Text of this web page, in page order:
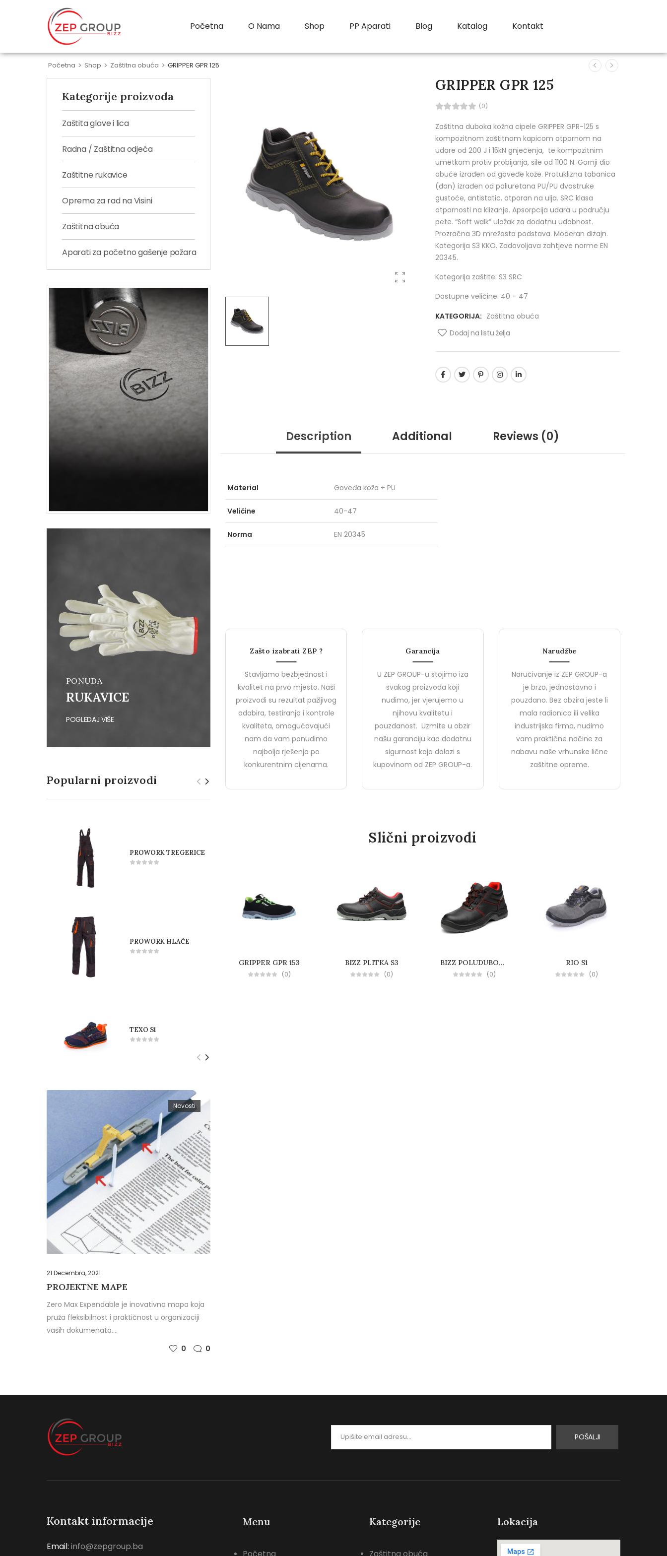
Početna O Nama Shop PP Aparati Blog Katalog Kontakt
Početna > Shop > Zaštitna obuća > GRIPPER GPR 125
Kategorije proizvoda
Zaštita glave i lica
Radna / Zaštitna odjeća
Zaštitne rukavice
Oprema za rad na Visini
Zaštitna obuća
Aparati za početno gašenje požara
PONUDA
RUKAVICE
POGLEDAJ VIŠE
Popularni proizvodi
PROWORK TREGERICE
PROWORK HLAČE
TEXO S1
21 Decembra, 2021
Novosti
PROJEKTNE MAPE
Zero Max Expendable je inovativna mapa koja
pruža fleksibilnost i praktičnost u organizaciji
vaših dokumenata.…
0
0
GRIPPER GPR 125
(0)
Zaštitna duboka kožna cipele GRIPPER GPR-125 s
kompozitnom zaštitnom kapicom otpornom na
udare od 200 J i 15kN gnječenja, te kompozitnim
umetkom protiv probijanja, sile od 1100 N. Gornji dio
obuće izrađen od goveđe kože. Protuklizna tabanica
(đon) izrađen od poliuretana PU/PU dvostruke
gustoće, antistatic, otporan na ulja. SRC klasa
otpornosti na klizanje. Apsorpcija udara u području
pete. “Soft walk” uložak za dodatnu udobnost.
Prozračna 3D mrežasta podstava. Moderan dizajn.
Kategorija S3 KKO. Zadovoljava zahtjeve norme EN
20345.
Kategorija zaštite: S3 SRC
Dostupne veličine: 40 – 47
KATEGORIJA: Zaštitna obuća
Dodaj na listu želja
Description Additional Reviews (0)
Material Goveđa koža + PU
Veličine 40-47
Norma EN 20345
Zašto izabrati ZEP ?
Stavljamo bezbjednost i
kvalitet na prvo mjesto. Naši
proizvodi su rezultat pažljivog
odabira, testiranja i kontrole
kvaliteta, omogućavajući
nam da vam ponudimo
najbolja rješenja po
konkurentnim cijenama.
Garancija
U ZEP GROUP-u stojimo iza
svakog proizvoda koji
nudimo, jer vjerujemo u
njihovu kvalitetu i
pouzdanost. Uzmite u obzir
našu garanciju kao dodatnu
sigurnost koja dolazi s
kupovinom od ZEP GROUP-a.
Narudžbe
Naručivanje iz ZEP GROUP-a
je brzo, jednostavno i
pouzdano. Bez obzira jeste li
mala radionica ili velika
industrijska firma, nudimo
vam praktične načine za
nabavu naše vrhunske lične
zaštitne opreme.
Slični proizvodi
GRIPPER GPR 153
(0)
BIZZ PLITKA S3
(0)
BIZZ POLUDUBOKA S3
(0)
RIO S1
(0)
POŠALJI
Kontakt informacije
Email: info@zepgroup.ba
Menu Kategorije Lokacija